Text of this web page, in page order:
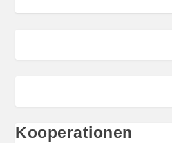
Kooperationen